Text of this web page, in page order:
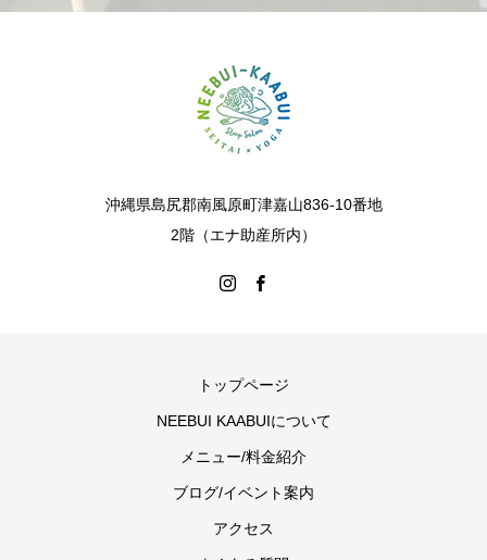
沖縄県島尻郡南風原町津嘉山836-10番地
2階（エナ助産所内）
トップページ
NEEBUI KAABUIについて
メニュー/料金紹介
ブログ/イベント案内
アクセス